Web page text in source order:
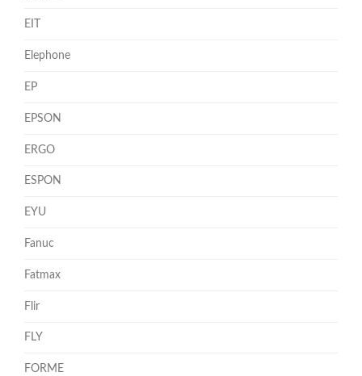
EIT
Elephone
EP
EPSON
ERGO
ESPON
EYU
Fanuc
Fatmax
Flir
FLY
FORME